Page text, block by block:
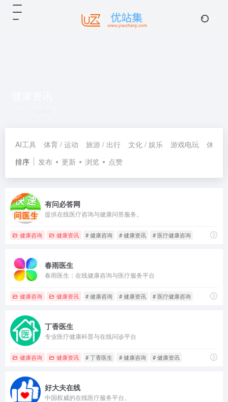
AI工具 体育 / 运动 旅游 / 出行 文化 / 娱乐 游戏电玩
休闲 /
排序
发布 更新 浏览 点赞
有问必答网
提供在线医疗咨询与健康问答服务。
健康咨询 健康资讯 # 健康咨询 # 健康资讯 # 医疗健康咨询
春雨医生
春雨医生：在线健康咨询与医疗服务平台
健康咨询 健康资讯 # 健康咨询 # 健康资讯 # 医疗健康咨询
丁香医生
专业医疗健康科普与在线问诊平台
健康咨询 健康资讯 # 丁香医生 # 健康咨询 # 健康资讯
好大夫在线
中国权威的在线医疗服务平台。